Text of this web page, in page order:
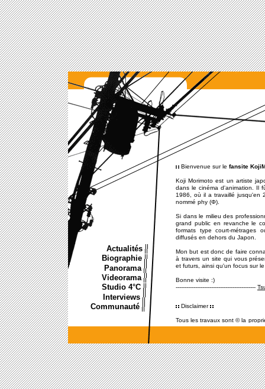
Actualités
Biographie
Panorama
Videorama
Studio 4°C
Interviews
Communauté